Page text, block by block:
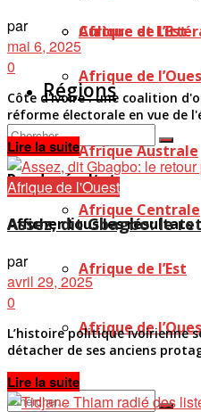
Afrique de l’Est
Afrique de
Pas de résultat
Afficher tous les résultats
Culture et
Régions
Afrique Australe
Afrique Centrale
Afrique de l’Est
Afrique de
par
mai 6, 2025
0
Côte d'Ivoire : une coalition
réforme électorale en vue de
Lire la suiteDetails
Afrique de l'Ouest
Assez, dit Gbagbo: le
par
avril 29, 2025
0
L’histoire politique ivoirienne
détacher de ses anciens
Lire la suiteDetails